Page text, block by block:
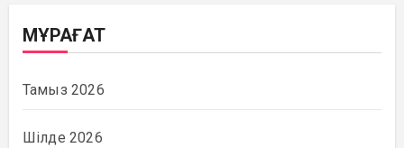
МҰРАҒАТ
Тамыз 2026
Шілде 2026